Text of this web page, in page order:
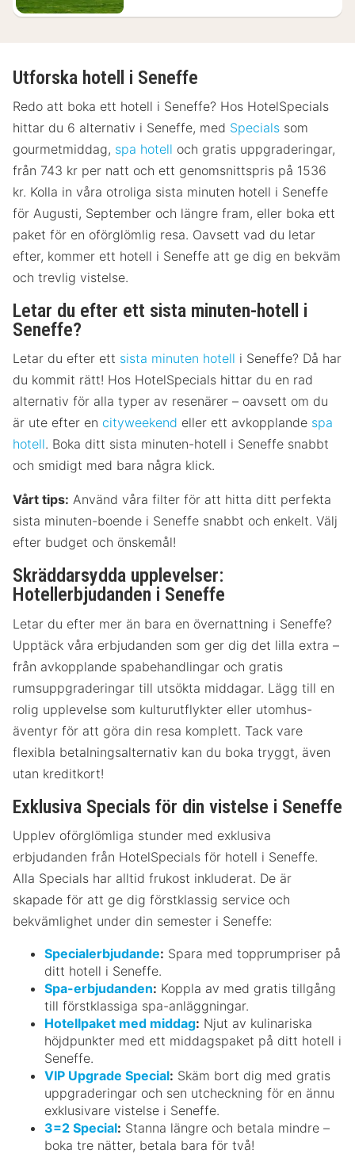
Utforska hotell i Seneffe
Redo att boka ett hotell i Seneffe? Hos HotelSpecials
hittar du 6 alternativ i Seneffe, med Specials som
gourmetmiddag, spa hotell och gratis uppgraderingar,
från 743 kr per natt och ett genomsnittspris på 1536
kr. Kolla in våra otroliga sista minuten hotell i Seneffe
för Augusti, September och längre fram, eller boka ett
paket för en oförglömlig resa. Oavsett vad du letar
efter, kommer ett hotell i Seneffe att ge dig en bekväm
och trevlig vistelse.
Letar du efter ett sista minuten-hotell i
Seneffe?
Letar du efter ett sista minuten hotell i Seneffe? Då har
du kommit rätt! Hos HotelSpecials hittar du en rad
alternativ för alla typer av resenärer – oavsett om du
är ute efter en cityweekend eller ett avkopplande spa
hotell. Boka ditt sista minuten-hotell i Seneffe snabbt
och smidigt med bara några klick.
Vårt tips: Använd våra filter för att hitta ditt perfekta
sista minuten-boende i Seneffe snabbt och enkelt. Välj
efter budget och önskemål!
Skräddarsydda upplevelser:
Hotellerbjudanden i Seneffe
Letar du efter mer än bara en övernattning i Seneffe?
Upptäck våra erbjudanden som ger dig det lilla extra –
från avkopplande spabehandlingar och gratis
rumsuppgraderingar till utsökta middagar. Lägg till en
rolig upplevelse som kulturutflykter eller utomhus-
äventyr för att göra din resa komplett. Tack vare
flexibla betalningsalternativ kan du boka tryggt, även
utan kreditkort!
Exklusiva Specials för din vistelse i Seneffe
Upplev oförglömliga stunder med exklusiva
erbjudanden från HotelSpecials för hotell i Seneffe.
Alla Specials har alltid frukost inkluderat. De är
skapade för att ge dig förstklassig service och
bekvämlighet under din semester i Seneffe:
Specialerbjudande: Spara med topprumpriser på
ditt hotell i Seneffe.
Spa-erbjudanden: Koppla av med gratis tillgång
till förstklassiga spa-anläggningar.
Hotellpaket med middag: Njut av kulinariska
höjdpunkter med ett middagspaket på ditt hotell i
Seneffe.
VIP Upgrade Special: Skäm bort dig med gratis
uppgraderingar och sen utcheckning för en ännu
exklusivare vistelse i Seneffe.
3=2 Special: Stanna längre och betala mindre –
boka tre nätter, betala bara för två!